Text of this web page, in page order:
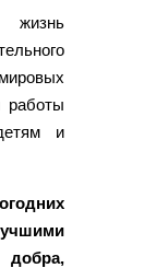
жизнь
работы
и